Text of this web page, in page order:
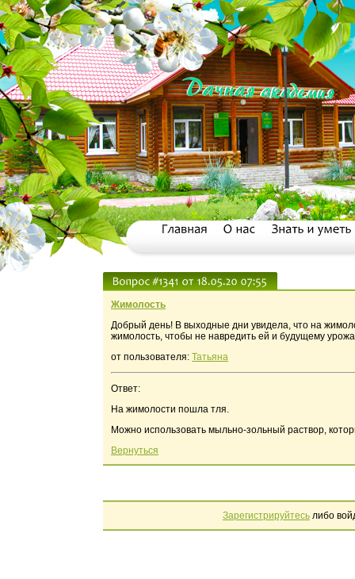
Жимолость
Добрый день! В выходные дни увидела, что на
жимолость, чтобы не навредить ей и будущему
от пользователя: Татьяна
Ответ:
На жимолости пошла тля.
Можно использовать мыльно-зольный раствор,
Вернуться
Зарегистрируйтесь либо